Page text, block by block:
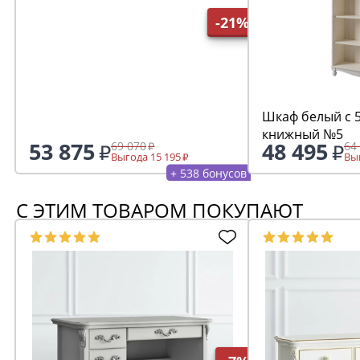
-21%
53 875 69 070
Выгода 15 195
+ 538 бонусов
Шкаф белый с
книжный №5
48 495 64
С ЭТИМ ТОВАРОМ ПОКУПАЮТ